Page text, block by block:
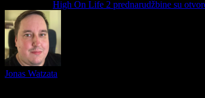
High On Life 2 prednarudžbine su
Jonas Watzata